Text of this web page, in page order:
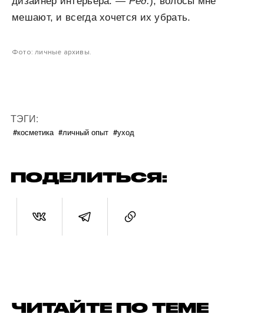
мешают, и всегда хочется их убрать.
Фото: личные архивы.
ТЭГИ:
#косметика #личный опыт #уход
ПОДЕЛИТЬСЯ:
ЧИТАЙТЕ ПО ТЕМЕ